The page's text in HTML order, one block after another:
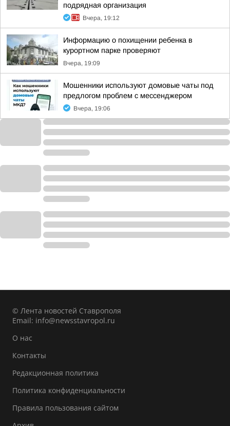
подрядная организация
Вчера, 19:12
Информацию о похищении ребенка в
курортном парке проверяют
Вчера, 19:09
Мошенники используют домовые чаты под
предлогом проблем с мессенджером
Вчера, 19:06
© Лента новостей Ставрополя
Email: info@newsstavropol.ru
О нас
Контакты
Редакционная политика
Политика конфиденциальности
Правила пользования сайтом